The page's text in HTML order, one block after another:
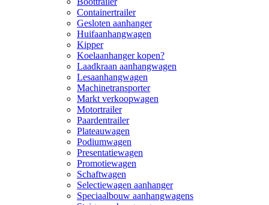
Containertrailer
Gesloten aanhanger
Huifaanhangwagen
Kipper
Koelaanhanger kopen?
Laadkraan aanhangwagen
Lesaanhangwagen
Machinetransporter
Markt verkoopwagen
Motortrailer
Paardentrailer
Plateauwagen
Podiumwagen
Presentatiewagen
Promotiewagen
Schaftwagen
Selectiewagen aanhanger
Speciaalbouw aanhangwagens